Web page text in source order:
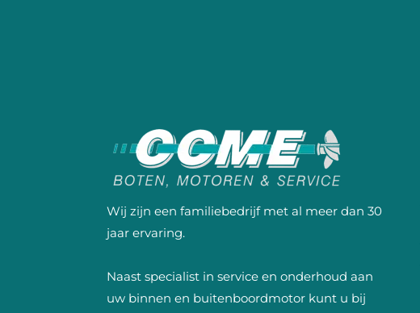
Wij zijn een familiebedrijf met al meer dan 30
jaar ervaring.
Naast specialist in service en onderhoud aan
uw binnen en buitenboordmotor kunt u bij